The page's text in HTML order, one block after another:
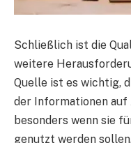
Schließlich ist die
weitere
Quelle ist es wichtig,
der Informationen
besonders wenn sie
genutzt werden